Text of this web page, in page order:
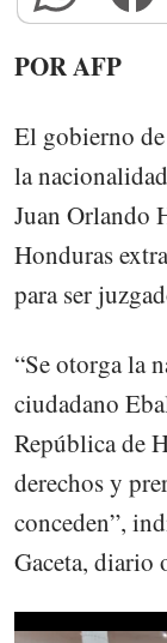
POR AFP
El gobierno
la
Juan Orlando
Honduras
para ser
“Se otorga la
ciudadano
República de
derechos y
conceden”,
Gaceta, diario